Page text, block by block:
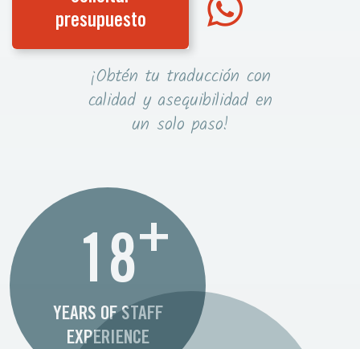
presupuesto
¡Obtén tu traducción con
calidad y asequibilidad en
un solo paso!
18+
YEARS OF STAFF
EXPERIENCE